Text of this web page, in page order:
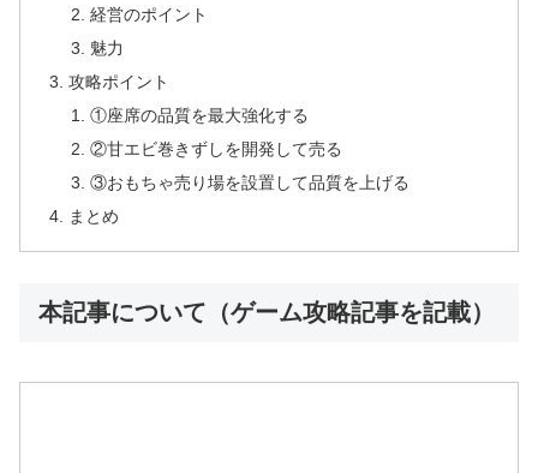
経営のポイント
魅力
攻略ポイント
①座席の品質を最大強化する
②甘エビ巻きずしを開発して売る
③おもちゃ売り場を設置して品質を上げる
まとめ
本記事について（ゲーム攻略記事を記載）